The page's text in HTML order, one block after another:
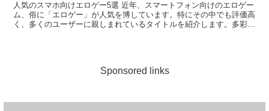
人気のスマホ向けエロゲー5選 近年、スマートフォン向けのエロゲー
ム、俗に「エロゲー」が人気を博しています。特にその中でも評価高
く、多くのユーザーに親しまれているタイトルを紹介します。多彩な
Sponsored links